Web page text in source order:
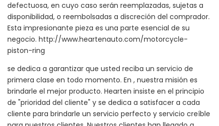
defectuosa, en cuyo caso serán reemplazadas, sujetas a
disponibilidad, o reembolsadas a discreción del comprador.
Esta impresionante pieza es una parte esencial de su
negocio. http://www.heartenauto.com/motorcycle-
piston-ring
se dedica a garantizar que usted reciba un servicio de
primera clase en todo momento. En , nuestra misión es
brindarle el mejor producto. Hearten insiste en el principio
de "prioridad del cliente" y se dedica a satisfacer a cada
cliente para brindarle un servicio perfecto y servicio creíble